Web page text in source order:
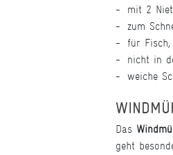
mit 2
zum
für Fisch,
nicht in
weiche
Das
geht